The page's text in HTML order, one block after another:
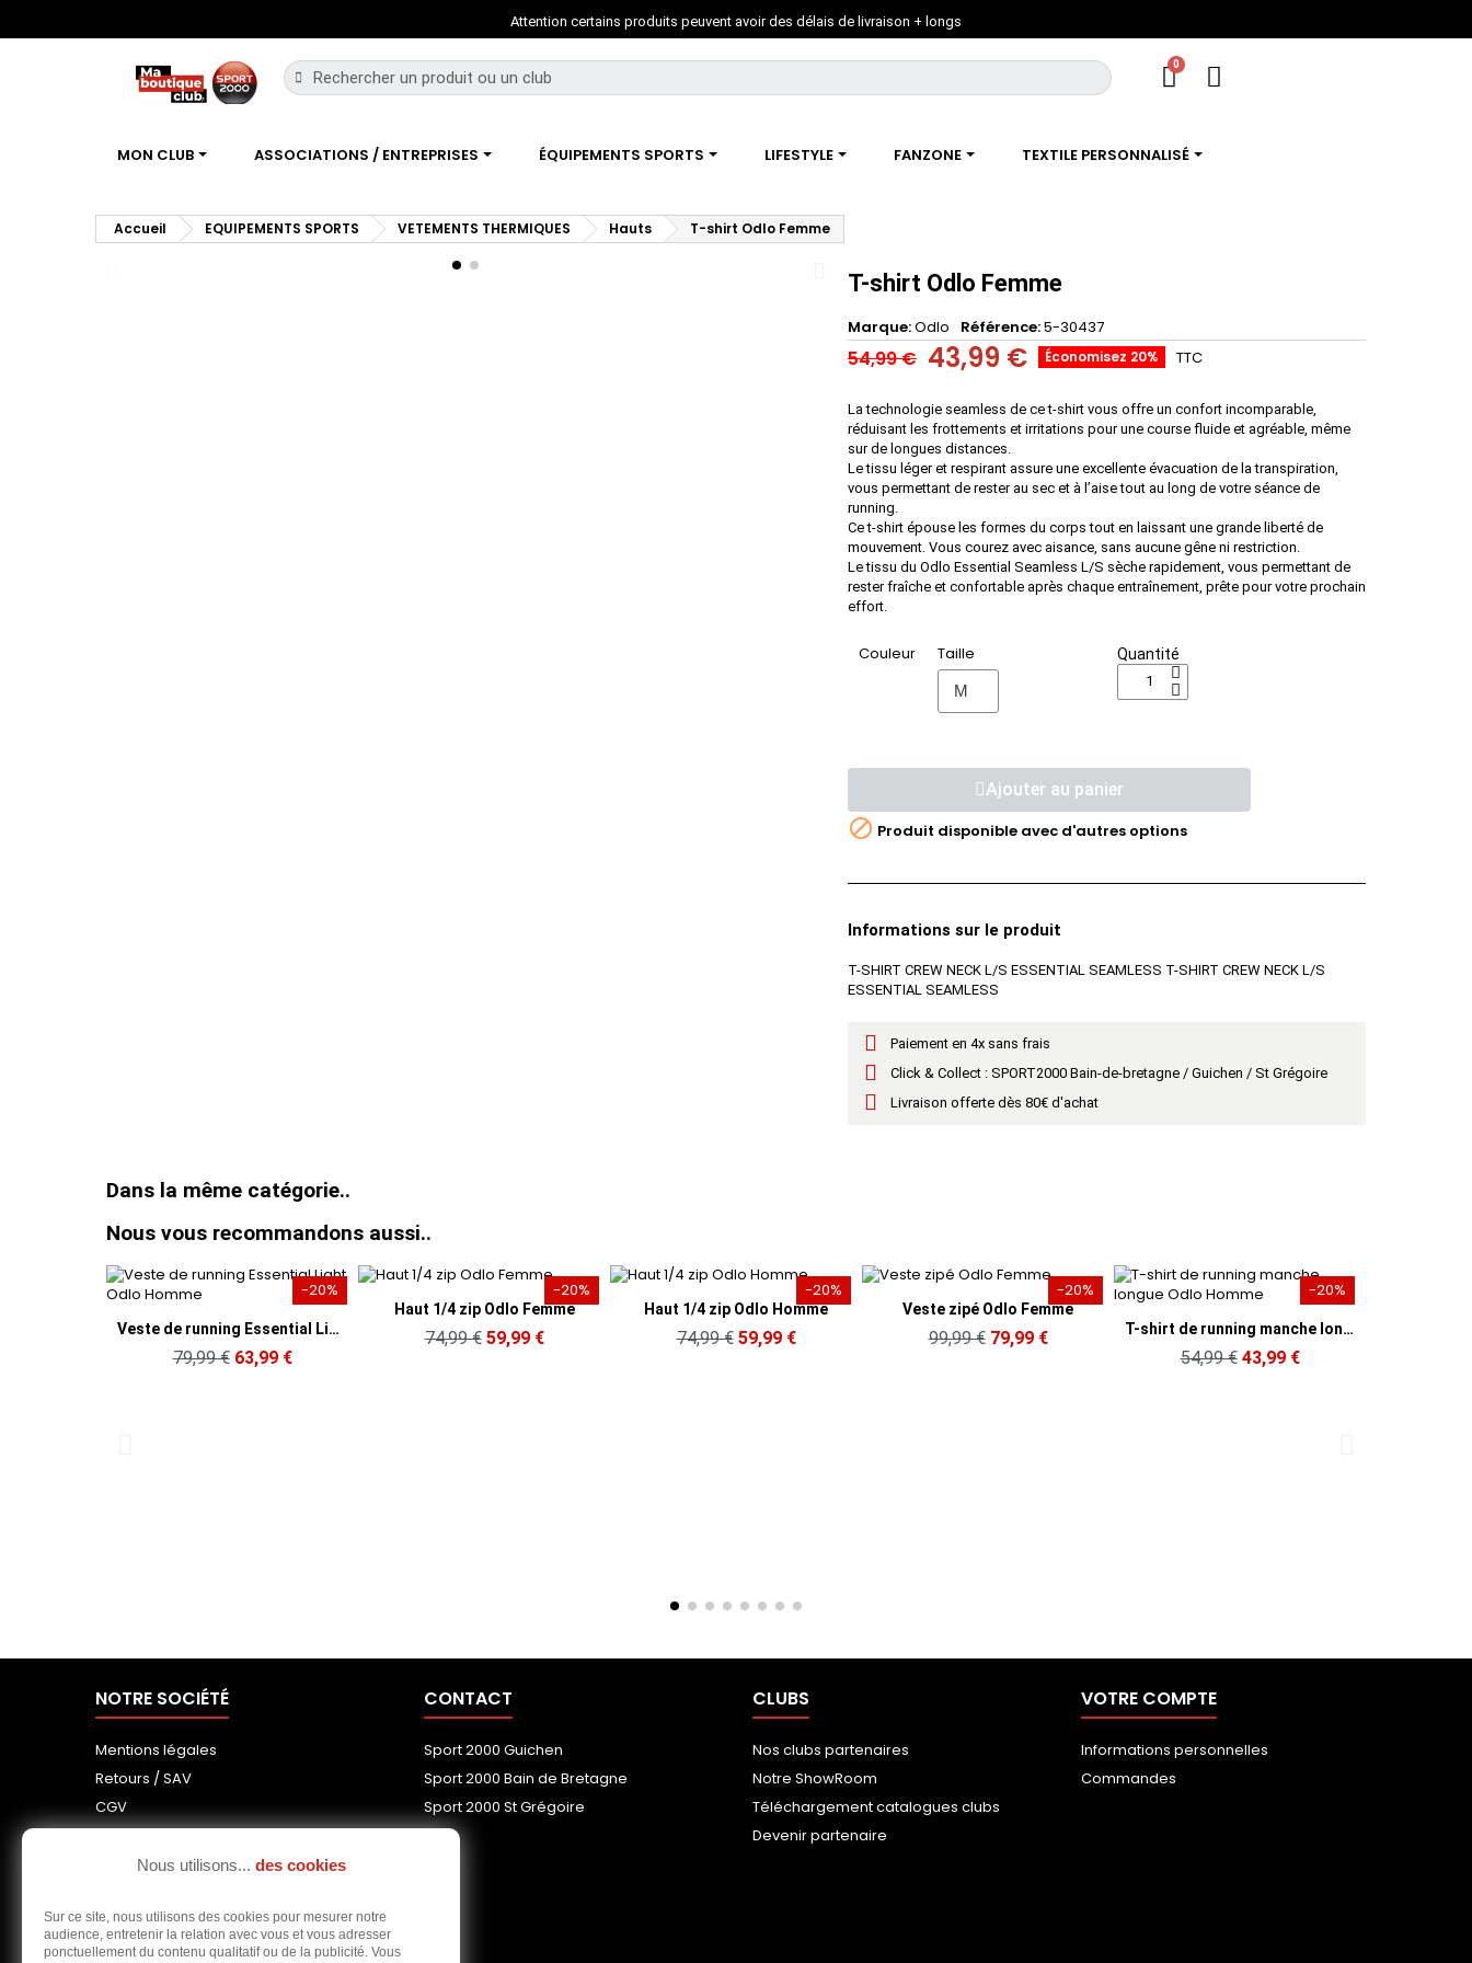
Attention certains produits peuvent avoir des délais de livraison + longs
MON CLUB ASSOCIATIONS / ENTREPRISES ÉQUIPEMENTS SPORTS LIFESTYLE FANZONE TEXTILE PERSONNALISÉ
Accueil EQUIPEMENTS SPORTS VETEMENTS THERMIQUES Hauts T-shirt Odlo Femme
T-shirt Odlo Femme
Marque Odlo Référence 5-30437
54,99 € 43,99 € Économisez 20% TTC
La technologie seamless de ce t-shirt vous offre un confort incomparable,
réduisant les frottements et irritations pour une course fluide et agréable, même
sur de longues distances.
Le tissu léger et respirant assure une excellente évacuation de la transpiration,
vous permettant de rester au sec et à l’aise tout au long de votre séance de
running.
Ce t-shirt épouse les formes du corps tout en laissant une grande liberté de
mouvement. Vous courez avec aisance, sans aucune gêne ni restriction.
Le tissu du Odlo Essential Seamless L/S sèche rapidement, vous permettant de
rester fraîche et confortable après chaque entraînement, prête pour votre prochain
effort.
Couleur Taille Quantité
Ajouter au panier
 Produit disponible avec d'autres options
Informations sur le produit
T-SHIRT CREW NECK L/S ESSENTIAL SEAMLESS T-SHIRT CREW NECK L/S
ESSENTIAL SEAMLESS
Paiement en 4x sans frais
Click & Collect : SPORT2000 Bain-de-bretagne / Guichen / St Grégoire
Livraison offerte dès 80€ d'achat
Dans la même catégorie..
Nous vous recommandons aussi..
-20%
Veste de running Essential Light Odlo Homme
Aperçu rapide
-20%
Haut 1/4 zip Odlo Femme
74,99 € 59,99 €
Aperçu rapide
-20%
Haut 1/4 zip Odlo Homme
74,99 € 59,99 €
Aperçu rapide
-20%
Veste zipé Odlo Femme
99,99 € 79,99 €
-20%
T-shirt de running manche longue Odlo Homme
-25%
NOTRE SOCIÉTÉ
Mentions légales
Retours / SAV
CGV
Notre équipe
Livraisons
Information sur les cookies
CONTACT
Sport 2000 Guichen
Sport 2000 Bain de Bretagne
Sport 2000 St Grégoire
CLUBS
Nos clubs partenaires
Notre ShowRoom
Téléchargement catalogues clubs
Devenir partenaire
VOTRE COMPTE
Informations personnelles
Commandes
Nous utilisons... des cookies
Sur ce site, nous utilisons des cookies pour mesurer notre
audience, entretenir la relation avec vous et vous adresser
ponctuellement du contenu qualitatif ou de la publicité. Vous